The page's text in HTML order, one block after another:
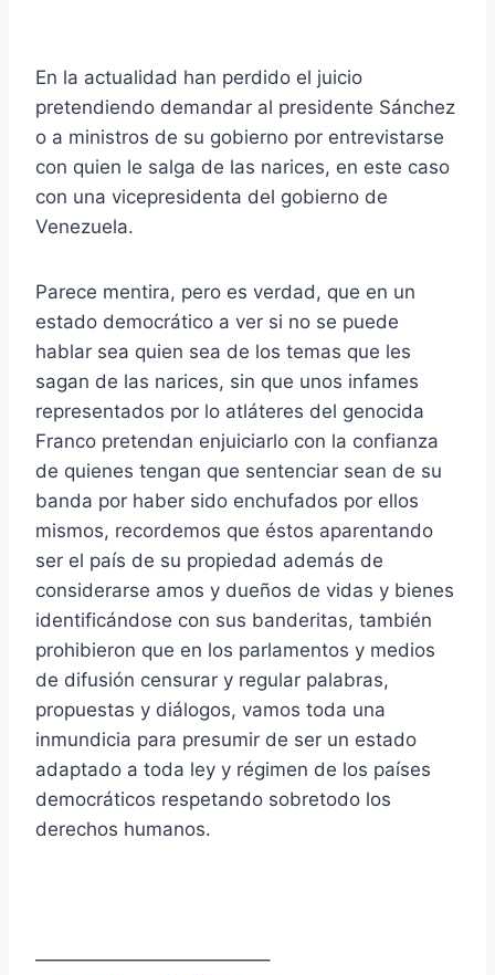
En la actualidad han perdido el juicio
pretendiendo demandar al presidente Sánchez
o a ministros de su gobierno por entrevistarse
con quien le salga de las narices, en este caso
con una vicepresidenta del gobierno de
Venezuela.
Parece mentira, pero es verdad, que en un
estado democrático a ver si no se puede
hablar sea quien sea de los temas que les
sagan de las narices, sin que unos infames
representados por lo atláteres del genocida
Franco pretendan enjuiciarlo con la confianza
de quienes tengan que sentenciar sean de su
banda por haber sido enchufados por ellos
mismos, recordemos que éstos aparentando
ser el país de su propiedad además de
considerarse amos y dueños de vidas y bienes
identificándose con sus banderitas, también
prohibieron que en los parlamentos y medios
de difusión censurar y regular palabras,
propuestas y diálogos, vamos toda una
inmundicia para presumir de ser un estado
adaptado a toda ley y régimen de los países
democráticos respetando sobretodo los
derechos humanos.
————————————–